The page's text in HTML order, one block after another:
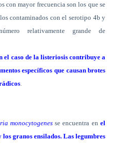
con mayor frecuencia son los que se
contaminados con el serotipo 4b y
relativamente grande de
el caso de la listeriosis contribuye a
específicos que causan brotes
.
monocytogenes se encuentra enel
granos ensilados. Las legumbres